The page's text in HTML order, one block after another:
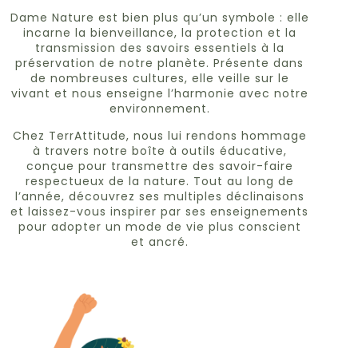
Dame Nature est bien plus qu’un symbole : elle
incarne la bienveillance, la protection et la
transmission des savoirs essentiels à la
préservation de notre planète. Présente dans
de nombreuses cultures, elle veille sur le
vivant et nous enseigne l’harmonie avec notre
environnement.
Chez TerrAttitude, nous lui rendons hommage
à travers notre boîte à outils éducative,
conçue pour transmettre des savoir-faire
respectueux de la nature. Tout au long de
l’année, découvrez ses multiples déclinaisons
et laissez-vous inspirer par ses enseignements
pour adopter un mode de vie plus conscient
et ancré.